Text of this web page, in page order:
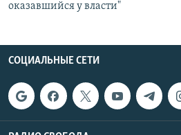
оказавшийся у власти"
СОЦИАЛЬНЫЕ СЕТИ